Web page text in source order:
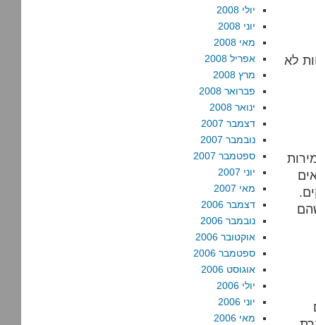
לא
יולי 2008
יוני 2008
מאי 2008
אפריל 2008
מרץ 2008
פברואר 2008
ינואר 2008
דצמבר 2007
נובמבר 2007
ספטמבר 2007
יוני 2007
מאי 2007
דצמבר 2006
נובמבר 2006
אוקטובר 2006
ספטמבר 2006
אוגוסט 2006
יולי 2006
יוני 2006
מאי 2006